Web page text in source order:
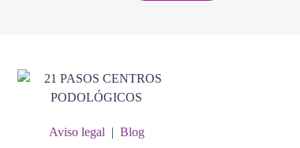
Aviso legal | Blog